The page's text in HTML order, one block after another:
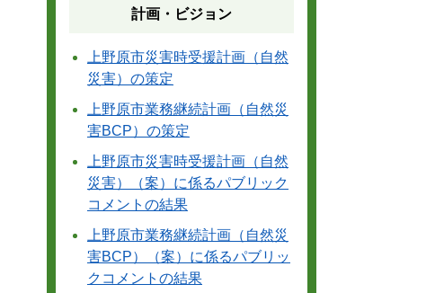
計画・ビジョン
上野原市災害時受援計画（自然
災害）の策定
上野原市業務継続計画（自然災
害BCP）の策定
上野原市災害時受援計画（自然
災害）（案）に係るパブリック
コメントの結果
上野原市業務継続計画（自然災
害BCP）（案）に係るパブリッ
クコメントの結果